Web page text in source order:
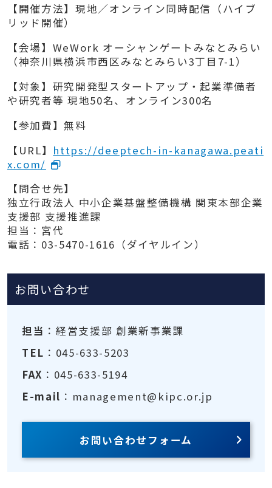
【開催方法】現地／オンライン同時配信（ハイブ
リッド開催）
【会場】WeWork オーシャンゲートみなとみらい
（神奈川県横浜市西区みなとみらい3丁目7-1）
【対象】研究開発型スタートアップ・起業準備者
や研究者等 現地50名、オンライン300名
【参加費】無料
【URL】 https://deeptech-in-kanagawa.peati
x.com/
【問合せ先】
独立行政法人 中小企業基盤整備機構 関東本部企業
支援部 支援推進課
担当：宮代
電話：03-5470-1616（ダイヤルイン）
お問い合わせ
担当 ：経営支援部 創業新事業課
TEL ：045-633-5203
FAX ：045-633-5194
E-mail ：management@kipc.or.jp
お問い合わせフォーム